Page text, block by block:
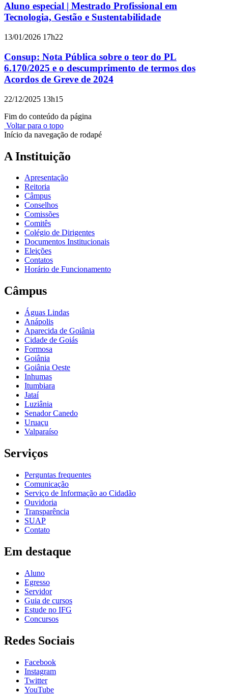
Aluno especial | Mestrado Profissional em
Tecnologia, Gestão e Sustentabilidade
13/01/2026 17h22
Consup: Nota Pública sobre o teor do PL
6.170/2025 e o descumprimento de termos dos
Acordos de Greve de 2024
22/12/2025 13h15
Fim do conteúdo da página
Voltar para o topo
Início da navegação de rodapé
A Instituição
Apresentação
Reitoria
Câmpus
Conselhos
Comissões
Comitês
Colégio de Dirigentes
Documentos Institucionais
Eleições
Contatos
Horário de Funcionamento
Câmpus
Águas Lindas
Anápolis
Aparecida de Goiânia
Cidade de Goiás
Formosa
Goiânia
Goiânia Oeste
Inhumas
Itumbiara
Jataí
Luziânia
Senador Canedo
Uruaçu
Valparaíso
Serviços
Perguntas frequentes
Comunicação
Serviço de Informação ao Cidadão
Ouvidoria
Transparência
SUAP
Contato
Em destaque
Aluno
Egresso
Servidor
Guia de cursos
Estude no IFG
Concursos
Redes Sociais
Facebook
Instagram
Twitter
YouTube